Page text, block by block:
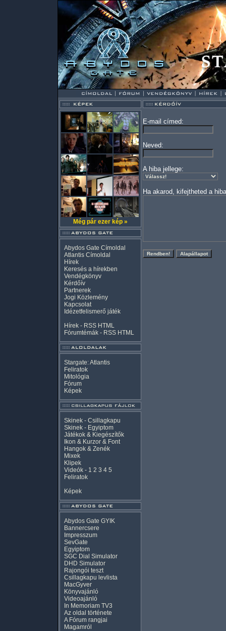
Még pár ezer kép »
Abydos Gate Címoldal
Atlantis Címoldal
Hírek
Keresés a hírekben
Vendégkönyv
Kérdőív
Partnerek
Jogi Közlemény
Kapcsolat
Idézetfelismerő játék
Hírek - RSS HTML
Fórumtémák - RSS HTML
Stargate: Atlantis
Feliratok
Mitológia
Fórum
Képek
Skinek - Csillagkapu
Skinek - Egyiptom
Játékok & Kiegészítők
Ikon & Kurzor & Font
Hangok & Zenék
Mixek
Klipek
Videók - 1 2 3 4 5
Feliratok
Képek
Abydos Gate GYIK
Bannercsere
Impresszum
SevGate
Egyiptom
SGC Dial Simulator
DHD Simulator
Rajongói teszt
Csillagkapu levlista
MacGyver
Könyvajánló
Videoajánló
In Memoriam TV3
Az oldal története
A Fórum rangjai
Magamról
E-mail címed:
Neved:
A hiba jellege:
Ha akarod, kifejtheted a